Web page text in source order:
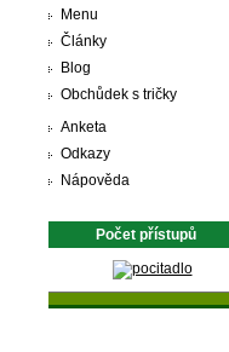
Menu
Články
Blog
Obchůdek s tričky
Anketa
Odkazy
Nápověda
Počet přístupů